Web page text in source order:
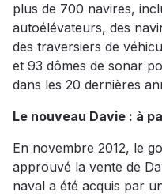
plus de 700 navires,
autoélévateurs, des
des traversiers de
et 93 dômes de sonar
dans les 20 dernières
Le nouveau Davie : à
En novembre 2012, le
approuvé la vente de
naval a été acquis par